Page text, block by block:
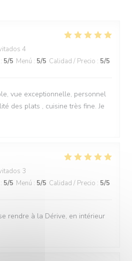
4
: 5/5 Menú : 5/5 Calidad / Precio : 5/5
vue exceptionnelle, personnel
des plats , cuisine très fine. Je
3
: 5/5 Menú : 5/5 Calidad / Precio : 5/5
rendre à la Dérive, en intérieur